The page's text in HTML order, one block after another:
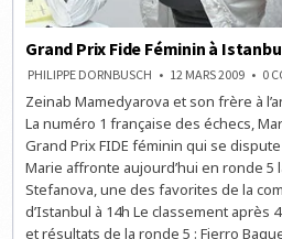
Grand Prix Fide Féminin à
PHILIPPE DORNBUSCH 12 MARS 2009 0
Zeinab Mamedyarova et son frère à
La numéro 1 française des échecs,
Grand Prix FIDE féminin qui se
Marie affronte aujourd’hui en ronde 5
Stefanova, une des favorites de la
d’Istanbul à 14h Le classement après
et résultats de la ronde 5 : Fierro